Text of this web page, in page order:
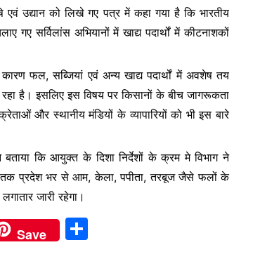
उद्यान को लिखे गए पत्र में कहा गया है कि भारतीय
गए सर्विलांस अभियानों में खाद्य पदार्थों में कीटनाशकों
फल, सब्जियां एवं अन्य खाद्य पदार्थों में अवशेष तय
है। इसलिए इस विषय पर किसानों के बीच जागरूकता
और स्थानीय मंडियों के व्यापारियों को भी इस बारे
कि आयुक्त के दिशा निर्देशों के क्रम मे विभाग ने
प्रदेश भर से आम, केला, पपीता, तरबूज जैसे फलों के
जारी रहेगा।
Save